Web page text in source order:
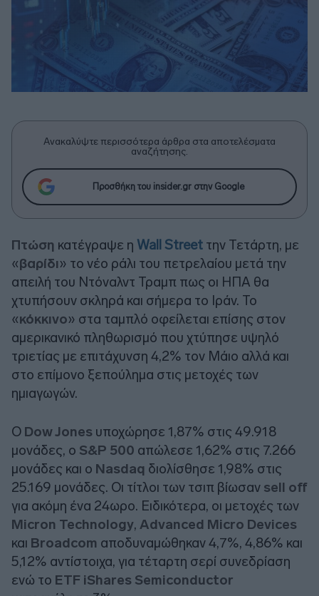
Ανακαλύψτε περισσότερα άρθρα στα αποτελέσματα
αναζήτησης.
Προσθήκη του insider.gr στην Google
Πτώση κατέγραψε η Wall Street την Τετάρτη, με
«βαρίδι» το νέο ράλι του πετρελαίου μετά την
απειλή του Ντόναλντ Τραμπ πως οι ΗΠΑ θα
χτυπήσουν σκληρά και σήμερα το Ιράν. To
«κόκκινο» στα ταμπλό οφείλεται επίσης στον
αμερικανικό πληθωρισμό που χτύπησε υψηλό
τριετίας με επιτάχυνση 4,2% τον Μάιο αλλά και
στο επίμονο ξεπούλημα στις μετοχές των
ημιαγωγών.
Ο Dow Jones υποχώρησε 1,87% στις 49.918
μονάδες, ο S&P 500 απώλεσε 1,62% στις 7.266
μονάδες και ο Νasdaq διολίσθησε 1,98% στις
25.169 μονάδες. Οι τίτλοι των τσιπ βίωσαν sell off
για ακόμη ένα 24ωρο. Ειδικότερα, οι μετοχές των
Micron Technology, Advanced Micro Devices
και Broadcom αποδυναμώθηκαν 4,7%, 4,86% και
5,12% αντίστοιχα, για τέταρτη σερί συνεδρίαση
ενώ το ETF iShares Semiconductor